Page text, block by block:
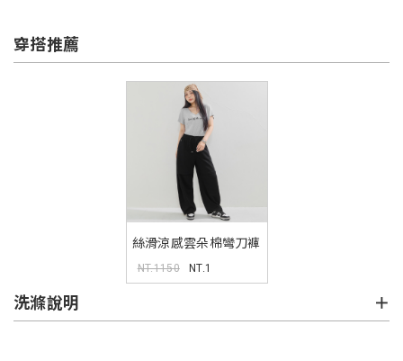
穿搭推薦
絲滑涼感雲朵棉彎刀褲
MUA
NT.1150 NT.1
洗滌說明